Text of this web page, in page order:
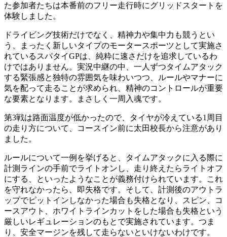
た参加者たちは本番前のフリー走行時にグリッドスタートを
体験しました。
ドライビング技術だけでなく、精神力や集中力も競うとい
う、まったく新しいタイプのモータースポーツとして実施さ
れているスパタイGPは、純粋に速さだけを追求しているわ
けではありません。実況中継の中、一人ずつタイムアタック
する緊張感と独特の雰囲気を味わいつつ、ルールやマナーに
気を配って走ることが求められ、精神のコントロールが重要
な要素となります。まさしく一周入魂です。
第3戦は路面温度が低かったので、タイヤが冷えている1周目
の走り方について、コースイン前に太田校長から注意があり
ました。
ルールについて一例を挙げると、タイムアタックに入る際に
計測ラインの手前でライトオンし、走り終えたらライトオフ
にする、といったようなことが義務付けられています。これ
を守れなかったら、即失格です。そして、計測後のアウトラ
ップでピットインしなかった場合も失格となり、スピン、コ
ースアウト、ホワイトラインカットをした場合も失格という
厳しいレギュレーションのもとで実施されています。つま
り、安全マージンを残して走らないといけないわけです。